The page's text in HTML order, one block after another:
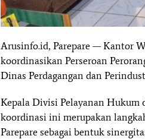
Arusinfo.id, Parepare — Kantor
koordinasikan Perseroan
Dinas Perdagangan dan
Kepala Divisi Pelayanan
koordinasi ini merupakan
Parepare sebagai bentuk